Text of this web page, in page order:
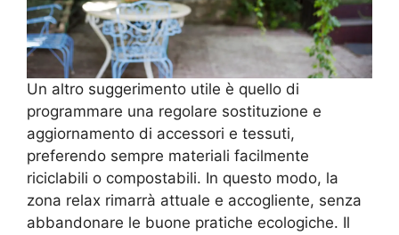
Un altro suggerimento utile è quello di
programmare una regolare sostituzione e
aggiornamento di accessori e tessuti,
preferendo sempre materiali facilmente
riciclabili o compostabili. In questo modo, la
zona relax rimarrà attuale e accogliente, senza
abbandonare le buone pratiche ecologiche. Il